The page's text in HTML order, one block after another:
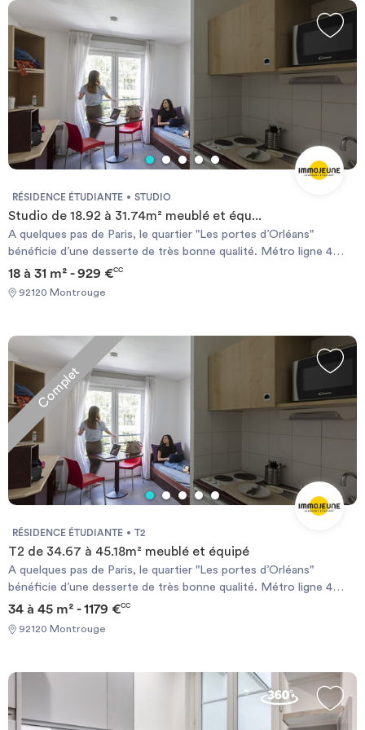
RÉSIDENCE ÉTUDIANTE STUDIO
Studio de 18.92 à 31.74m² meublé et équ...
A quelques pas de Paris, le quartier "Les portes d’Orléans"
bénéficie d’une desserte de très bonne qualité. Métro ligne 4
station Mairie de Montrouge et Tram T3a station Montrouge. À
moins de 20 mn en métro de Saint-Michel. Marché Théophile
Gautier au pied de la résidence les mardis et vendredis. Chauffage
18 à 31 m² - 929 €CC
92120 Montrouge
Complet
RÉSIDENCE ÉTUDIANTE T2
T2 de 34.67 à 45.18m² meublé et équipé
A quelques pas de Paris, le quartier "Les portes d’Orléans"
bénéficie d’une desserte de très bonne qualité. Métro ligne 4
station Mairie de Montrouge et Tram T3a station Montrouge. À
moins de 20 mn en métro de Saint-Michel. Marché Théophile
Gautier au pied de la résidence les mardis et vendredis. Chauffage
34 à 45 m² - 1179 €CC
92120 Montrouge